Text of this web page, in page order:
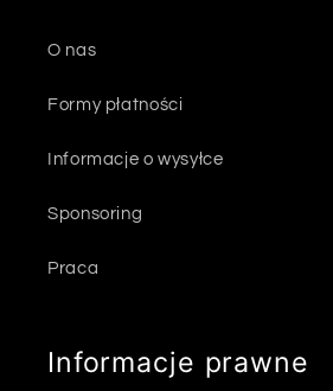
O nas
Formy płatności
Informacje o wysyłce
Sponsoring
Praca
Informacje prawne